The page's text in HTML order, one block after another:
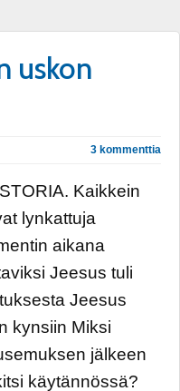
uskon
3 kommenttia
Kaikkein
lynkattuja
aikana
Jeesus tuli
Jeesus
kynsiin Miksi
jälkeen
käytännössä?